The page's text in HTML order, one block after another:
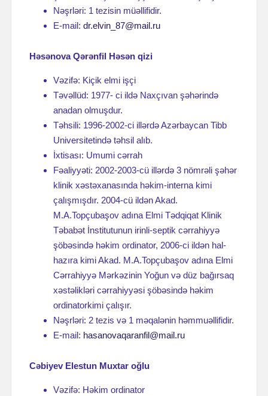
Nəşrləri: 1 tezisin müəllifidir.
E-mail: dr.elvin_87@mail.ru
Həsənova Qərənfil Həsən qizi
Vəzifə: Kiçik elmi işçi
Təvəllüd: 1977- ci ildə Naxçıvan şəhərində
anadan olmuşdur.
Təhsili: 1996-2002-ci illərdə Azərbaycan Tibb
Universitetində təhsil alıb.
İxtisası: Umumi cərrah
Fəaliyyəti: 2002-2003-cü illərdə 3 nömrəli şəhər
klinik xəstəxanasında həkim-interna kimi
çalışmışdır. 2004-cü ildən Akad.
M.A.Topçubaşov adına Elmi Tədqiqat Klinik
Təbabət İnstitutunun irinli-septik cərrahiyyə
şöbəsində həkim ordinator, 2006-ci ildən hal-
hazıra kimi Akad. M.A.Topçubaşov adına Elmi
Cərrahiyyə Mərkəzinin Yoğun və düz bağırsaq
xəstəlikləri cərrahiyyəsi şöbəsində həkim
ordinatorkimi çalışır.
Nəşrləri: 2 tezis və 1 məqalənin həmmuəllifidir.
E-mail: hasanovaqaranfil@mail.ru
Cəbiyev Elestun Muxtar oğlu
Vəzifə: Həkim ordinator